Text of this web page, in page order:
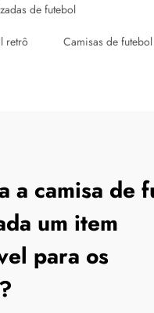
de futebol
retrô Camisas de
a camisa de
um item
para os